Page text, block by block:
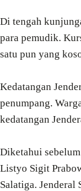
Di tengah
para pemudik.
satu pun yang
Kedatangan
penumpang.
kedatangan
Diketahui
Listyo Sigit
Salatiga. Jenderal